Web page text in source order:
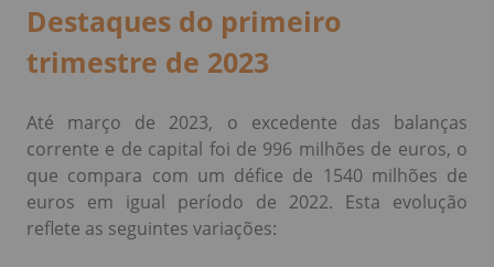
Destaques do primeiro
trimestre de 2023
Até março de 2023, o excedente das balanças
corrente e de capital foi de 996 milhões de euros, o
que compara com um défice de 1540 milhões de
euros em igual período de 2022. Esta evolução
reflete as seguintes variações: